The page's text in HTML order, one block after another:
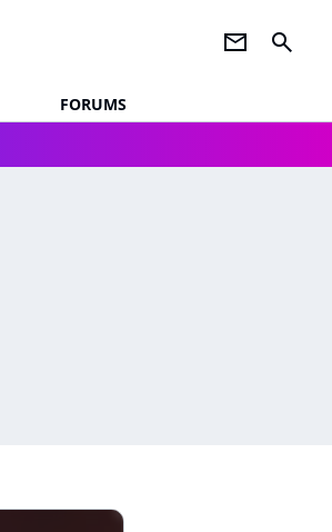
newsletter search
FORUMS